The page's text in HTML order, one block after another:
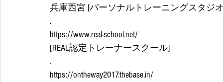
兵庫西宮 [パーソナルトレーニングスタジオ
.
https://www.real-school.net/
[REAL認定トレーナースクール]
.
https://ontheway2017.thebase.in/